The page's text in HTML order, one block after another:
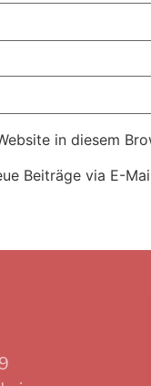
in diesem
Beiträge via E-